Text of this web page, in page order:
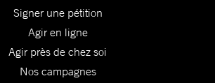
Signer une pétition
Agir en ligne
Agir près de chez soi
Nos campagnes